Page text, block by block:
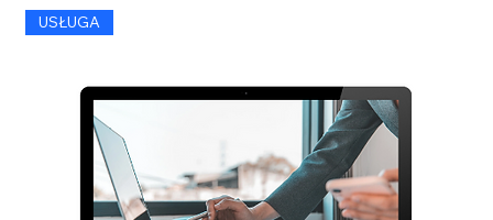
USŁUGA